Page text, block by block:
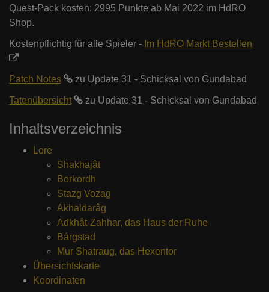
Quest-Pack kosten: 2995 Punkte ab Mai 2022 im HdRO
Shop.
Kostenpflichtig für alle Spieler - Im HdRO Markt Bestellen
Patch Notes zu Update 31 - Schicksal von Gundabad
Tatenübersicht zu Update 31 - Schicksal von Gundabad
Inhaltsverzeichnis
Lore
Shakhajât
Borkordh
Stazg Vozag
Akhaldarâg
Adkhât-Zahhar, das Haus der Ruhe
Bárgstad
Mur Shatraug, das Hexentor
Übersichtskarte
Koordinaten